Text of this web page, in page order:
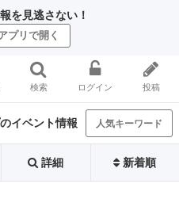
を見逃さない！
プリで開く
検索 ログイン 投稿
イベント情報 人気キーワード
詳細 新着順